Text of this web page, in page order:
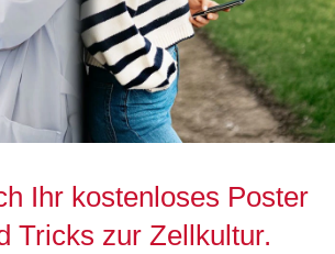
Ihr kostenloses Poster
Tricks zur Zellkultur.